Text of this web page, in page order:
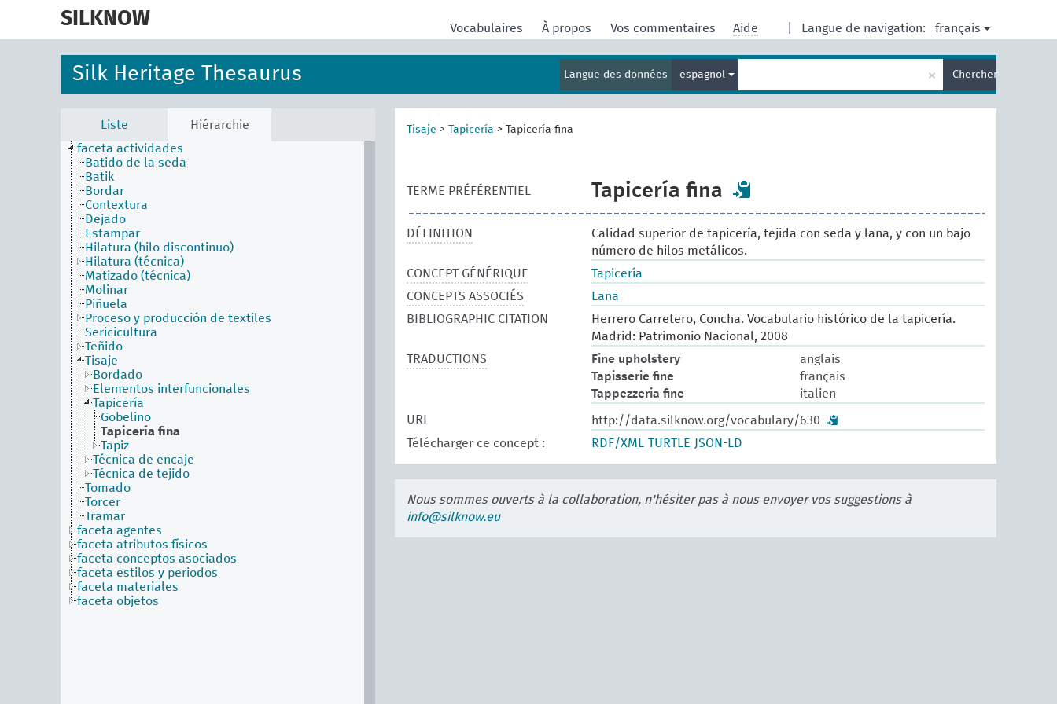
SILKNOW Langue de navigation: français
Vocabulaires À propos Vos commentaires Aide
Silk Heritage Thesaurus Langue des données espagnol
terme
de
× Chercher
Liste
Hiérarchie
faceta actividades
Batido de la seda
Batik
Bordar
Contextura
Dejado
Estampar
Hilatura (hilo discontinuo)
Hilatura (técnica)
Matizado (técnica)
Molinar
Piñuela
Proceso y producción de textiles
Sericicultura
Teñido
Tisaje
Bordado
Elementos interfuncionales
Tapicería
Gobelino
Tapicería fina
Tapiz
Técnica de encaje
Técnica de tejido
Tomado
Torcer
Tramar
faceta agentes
faceta atributos físicos
faceta conceptos asociados
faceta estilos y periodos
faceta materiales
faceta objetos
Tisaje > Tapicería > Tapicería fina
TERME PRÉFÉRENTIEL Tapicería fina
DÉFINITION
Calidad superior de tapicería, tejida con seda y lana, y con un bajo
número de hilos metálicos.
CONCEPT GÉNÉRIQUE
Tapicería
CONCEPTS ASSOCIÉS
Lana
BIBLIOGRAPHIC CITATION
Herrero Carretero, Concha. Vocabulario histórico de la tapicería.
Madrid: Patrimonio Nacional, 2008
TRADUCTIONS
Fine upholstery
anglais
Tapisserie fine
français
Tappezzeria fine
italien
URI
http://data.silknow.org/vocabulary/630
Télécharger ce concept :
RDF/XML TURTLE JSON-LD
Nous sommes ouverts à la collaboration, n'hésiter pas à nous envoyer vos suggestions à
info@silknow.eu